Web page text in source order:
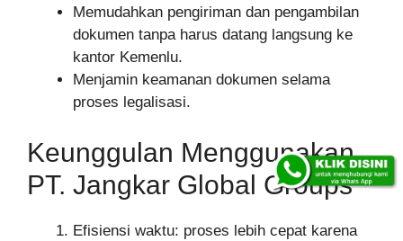
Memudahkan pengiriman dan pengambilan
dokumen tanpa harus datang langsung ke
kantor Kemenlu.
Menjamin keamanan dokumen selama
proses legalisasi.
Keunggulan Menggunakan
PT. Jangkar Global Groups
Efisiensi waktu: proses lebih cepat karena